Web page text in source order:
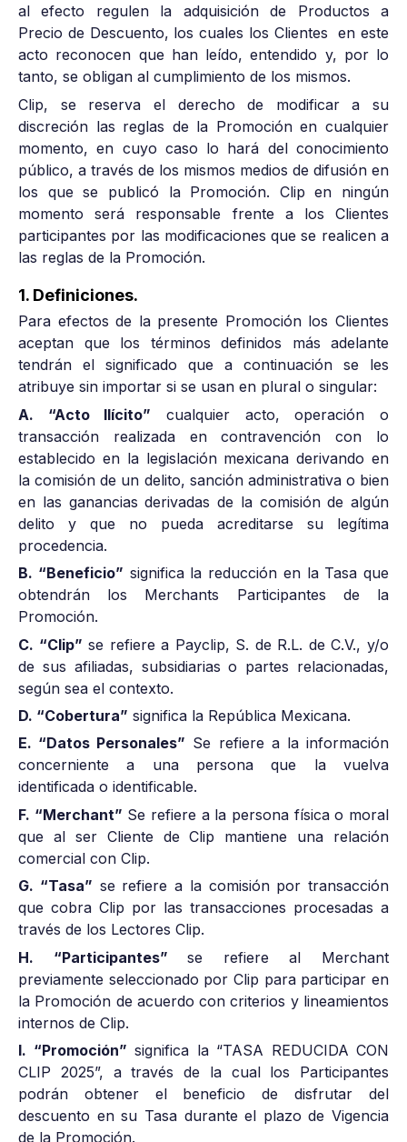
al efecto regulen la adquisición de Productos a
Precio de Descuento, los cuales los Clientes en este
acto reconocen que han leído, entendido y, por lo
tanto, se obligan al cumplimiento de los mismos.
Clip, se reserva el derecho de modificar a su
discreción las reglas de la Promoción en cualquier
momento, en cuyo caso lo hará del conocimiento
público, a través de los mismos medios de difusión en
los que se publicó la Promoción. Clip en ningún
momento será responsable frente a los Clientes
participantes por las modificaciones que se realicen a
las reglas de la Promoción.
1. Definiciones.
Para efectos de la presente Promoción los Clientes
aceptan que los términos definidos más adelante
tendrán el significado que a continuación se les
atribuye sin importar si se usan en plural o singular:
A. “Acto Ilícito” cualquier acto, operación o
transacción realizada en contravención con lo
establecido en la legislación mexicana derivando en
la comisión de un delito, sanción administrativa o bien
en las ganancias derivadas de la comisión de algún
delito y que no pueda acreditarse su legítima
procedencia.
B. “Beneficio” significa la reducción en la Tasa que
obtendrán los Merchants Participantes de la
Promoción.
C. “Clip” se refiere a Payclip, S. de R.L. de C.V., y/o
de sus afiliadas, subsidiarias o partes relacionadas,
según sea el contexto.
D. “Cobertura” significa la República Mexicana.
E. “Datos Personales” Se refiere a la información
concerniente a una persona que la vuelva
identificada o identificable.
F. “Merchant” Se refiere a la persona física o moral
que al ser Cliente de Clip mantiene una relación
comercial con Clip.
G. “Tasa” se refiere a la comisión por transacción
que cobra Clip por las transacciones procesadas a
través de los Lectores Clip.
H. “Participantes”se refiere al Merchant
previamente seleccionado por Clip para participar en
la Promoción de acuerdo con criterios y lineamientos
internos de Clip.
I. “Promoción” significa la “TASA REDUCIDA CON
CLIP 2025”, a través de la cual los Participantes
podrán obtener el beneficio de disfrutar del
descuento en su Tasa durante el plazo de Vigencia
de la Promoción.